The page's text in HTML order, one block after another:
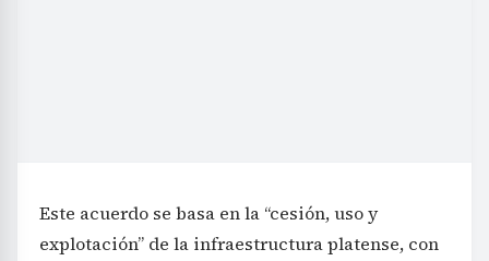
Este acuerdo se basa en la “cesión, uso y
explotación” de la infraestructura platense, con